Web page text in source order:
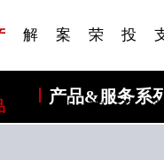
解
案
例
荣
誉
投
资
产品&服务系